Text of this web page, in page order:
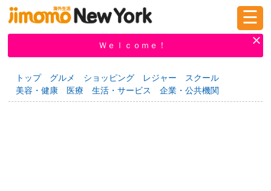
新規登録
掲示板 タウン情報 教えて！
☰
Ｗｅｌｃｏｍｅ！
トップ グルメ ショッピング レジャー
スクール
美容・健康
医療 生活・サービス 企業・公共機関